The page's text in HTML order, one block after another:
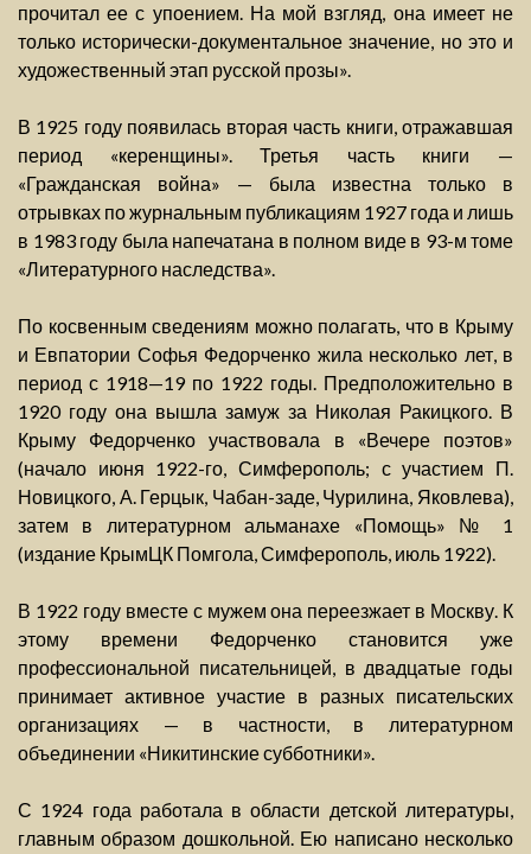
прочитал ее с упоением. На мой взгляд, она имеет не
только исторически-документальное значение, но это и
художественный этап русской прозы».
В 1925 году появилась вторая часть книги, отражавшая
период «керенщины». Третья часть книги —
«Гражданская война» — была известна только в
отрывках по журнальным публикациям 1927 года и лишь
в 1983 году была напечатана в полном виде в 93-м томе
«Литературного наследства».
По косвенным сведениям можно полагать, что в Крыму
и Евпатории Софья Федорченко жила несколько лет, в
период с 1918—19 по 1922 годы. Предположительно в
1920 году она вышла замуж за Николая Ракицкого. В
Крыму Федорченко участвовала в «Вечере поэтов»
(начало июня 1922-го, Симферополь; с участием П.
Новицкого, А. Герцык, Чабан-заде, Чурилина, Яковлева),
затем в литературном альманахе «Помощь» № 1
(издание КрымЦК Помгола, Симферополь, июль 1922).
В 1922 году вместе с мужем она переезжает в Москву. К
этому времени Федорченко становится уже
профессиональной писательницей, в двадцатые годы
принимает активное участие в разных писательских
организациях — в частности, в литературном
объединении «Никитинские субботники».
С 1924 года работала в области детской литературы,
главным образом дошкольной. Ею написано несколько